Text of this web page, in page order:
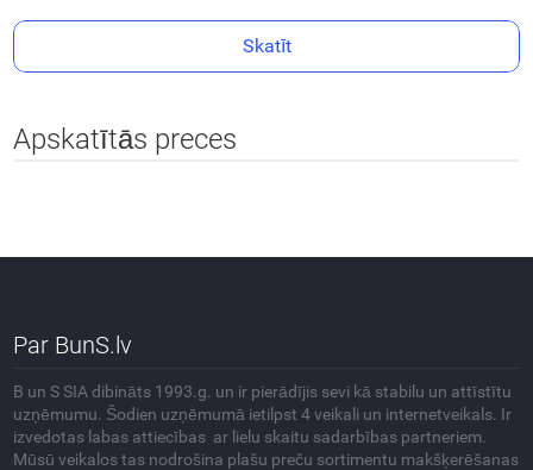
Skatīt
Apskatītās preces
Par BunS.lv
B un S SIA dibināts 1993.g. un ir pierādījis sevi kā stabilu un attīstītu
uzņēmumu. Šodien uzņēmumā ietilpst 4 veikali un internetveikals. Ir
izvedotas labas attiecības ar lielu skaitu sadarbības partneriem.
Mūsū veikalos tas nodrošina plašu preču sortimentu makšķerēšanas